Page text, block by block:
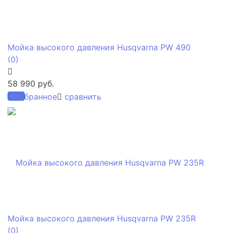
избранное сравнить
Мойка высокого давления Husqvarna PW 490
(0)
58 990 руб.
Мойка высокого давления Husqvarna PW 235R
(0)